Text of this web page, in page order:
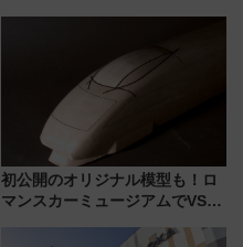
初公開のオリジナル模型も！ロ
マンスカーミュージアムでVSE